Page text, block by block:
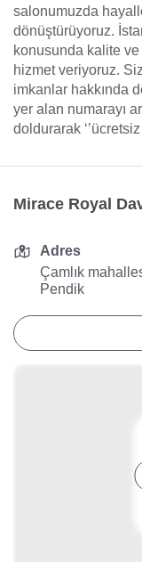
salonumuzda
dönüştürüyoruz.
konusunda kalite
hizmet veriyoruz.
imkanlar hakkında
yer alan numarayı
doldurarak
Mirace Royal
Adres
Çamlık
Pendik